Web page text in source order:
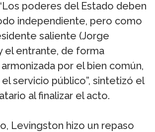
poderes del Estado deben
independiente, pero como
saliente (Jorge
el entrante, de forma
por el bien común,
servicio público”, sintetizó el
al finalizar el acto.
Levingston hizo un repaso